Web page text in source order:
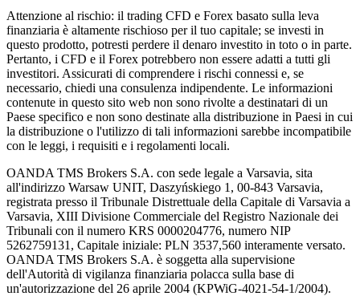
Attenzione al rischio: il trading CFD e Forex basato sulla leva
finanziaria è altamente rischioso per il tuo capitale; se investi in
questo prodotto, potresti perdere il denaro investito in toto o in parte.
Pertanto, i CFD e il Forex potrebbero non essere adatti a tutti gli
investitori. Assicurati di comprendere i rischi connessi e, se
necessario, chiedi una consulenza indipendente. Le informazioni
contenute in questo sito web non sono rivolte a destinatari di un
Paese specifico e non sono destinate alla distribuzione in Paesi in cui
la distribuzione o l'utilizzo di tali informazioni sarebbe incompatibile
con le leggi, i requisiti e i regolamenti locali.
OANDA TMS Brokers S.A. con sede legale a Varsavia, sita
all'indirizzo Warsaw UNIT, Daszyńskiego 1, 00-843 Varsavia,
registrata presso il Tribunale Distrettuale della Capitale di Varsavia a
Varsavia, XIII Divisione Commerciale del Registro Nazionale dei
Tribunali con il numero KRS 0000204776, numero NIP
5262759131, Capitale iniziale: PLN 3537,560 interamente versato.
OANDA TMS Brokers S.A. è soggetta alla supervisione
dell'Autorità di vigilanza finanziaria polacca sulla base di
un'autorizzazione del 26 aprile 2004 (KPWiG-4021-54-1/2004).